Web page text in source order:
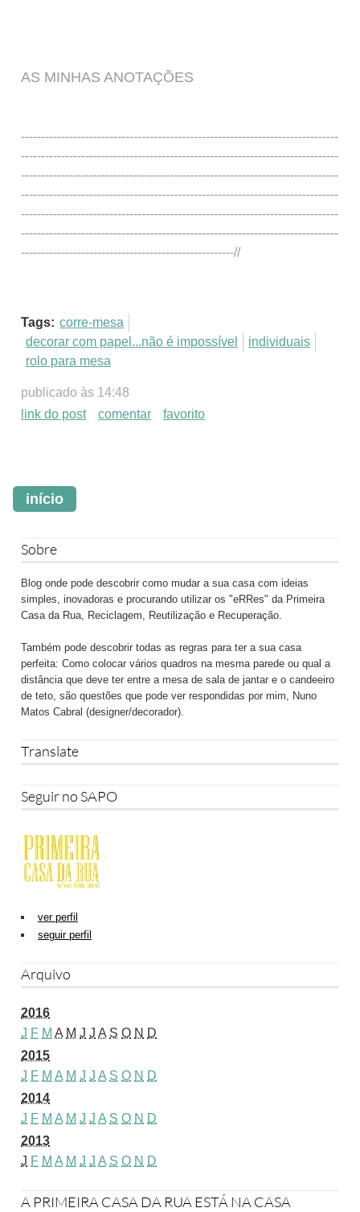
AS MINHAS ANOTAÇÕES
-------------------------------------------------------------------------------
-------------------------------------------------------------------------------
-------------------------------------------------------------------------------
-------------------------------------------------------------------------------
-------------------------------------------------------------------------------
-------------------------------------------------------------------------------
-----------------------------------------------------//
Tags: corre-mesa
decorar com papel...não é impossível
individuais
rolo para mesa
publicado às 14:48
link do post
comentar favorito
início
Sobre
Blog onde pode descobrir como mudar a sua casa com ideias
simples, inovadoras e procurando utilizar os "eRRes" da Primeira
Casa da Rua, Reciclagem, Reutilização e Recuperação.
Também pode descobrir todas as regras para ter a sua casa
perfeita: Como colocar vários quadros na mesma parede ou qual a
distância que deve ter entre a mesa de sala de jantar e o candeeiro
de teto, são questões que pode ver respondidas por mim, Nuno
Matos Cabral (designer/decorador).
Translate
Seguir no SAPO
ver perfil
seguir perfil
Arquivo
2016
J F M A M J J A S O N D
2015
J F M A M J J A S O N D
2014
J F M A M J J A S O N D
2013
J F M A M J J A S O N D
A PRIMEIRA CASA DA RUA ESTÁ NA CASA